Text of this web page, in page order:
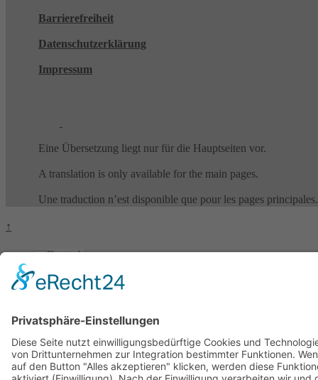
Barrierefreiheit
Datenschutzerklärung
Impressum
Eine Übersetzung liegt nur für die Hauptseiten vor.
A translation is only available for the main pages.
Une traduction n’est disponible que pour les pages principales.
↑
Deutsch